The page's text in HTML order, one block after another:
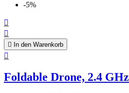
-5%


 In den Warenkorb

Foldable Drone, 2.4 GHz